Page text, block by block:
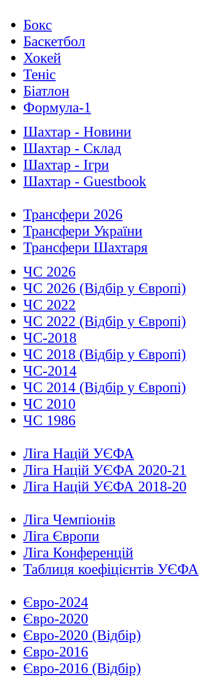
Бокс
Баскетбол
Хокей
Теніс
Біатлон
Формула-1
Шахтар - Новини
Шахтар - Склад
Шахтар - Ігри
Шахтар - Guestbook
Трансфери 2026
Трансфери України
Трансфери Шахтаря
ЧС 2026
ЧС 2026 (Відбір у Європі)
ЧС 2022
ЧС 2022 (Відбір у Європі)
ЧС-2018
ЧС 2018 (Відбір у Європі)
ЧС-2014
ЧС 2014 (Відбір у Європі)
ЧС 2010
ЧС 1986
Ліга Націй УЄФА
Ліга Націй УЄФА 2020-21
Ліга Націй УЄФА 2018-20
Ліга Чемпіонів
Ліга Європи
Ліга Конференцій
Таблиця коефіцієнтів УЄФА
Євро-2024
Євро-2020
Євро-2020 (Відбір)
Євро-2016
Євро-2016 (Відбір)